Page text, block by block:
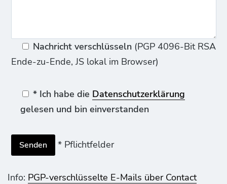
Nachricht verschlüsseln(PGP 4096-Bit RSA
Ende-zu-Ende, JS lokal im Browser)
* Ich habe die Datenschutzerklärung
gelesen und bin einverstanden
* Pflichtfelder
Info: PGP-verschlüsselte E-Mails über Contact